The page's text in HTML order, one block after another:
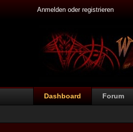
Anmelden oder registrieren
Dashboard Forum